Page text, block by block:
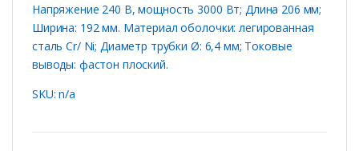
Напряжение 240 В, мощность 3000 Вт; Длина 206 мм;
Ширина: 192 мм. Материал оболочки: легированная
сталь Cr/ Ni; Диаметр трубки Ø: 6,4 мм; Токовые
выводы: фастон плоский.
SKU: n/a